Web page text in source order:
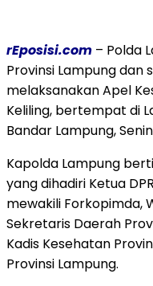
rEposisi.com – Polda
Provinsi Lampung
melaksanakan Apel
Keliling, bertempat di
Bandar Lampung,
Kapolda Lampung
yang dihadiri Ketua
mewakili Forkopimda,
Sekretaris Daerah
Kadis Kesehatan
Provinsi Lampung.